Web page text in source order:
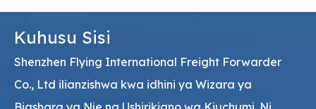
Kuhusu Sisi
Shenzhen Flying International Freight Forwarder
Co., Ltd ilianzishwa kwa idhini ya Wizara ya